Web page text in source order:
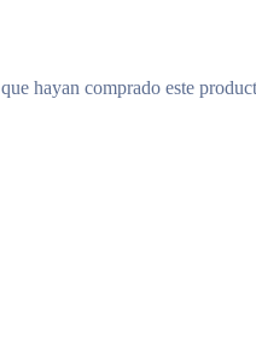
hayan comprado este